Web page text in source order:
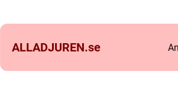
ALLADJUREN.se